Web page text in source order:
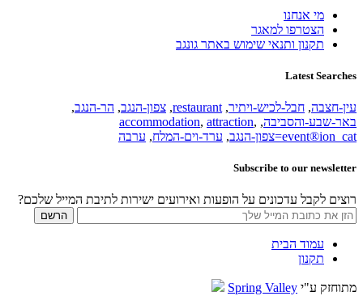
מי אנחנו
הצטרפו למאגר
תקנון ותנאי שימוש באתר גונגב
Latest Searches
עין-חצבה, חבל-לכיש-ויתיר,
restaurant
, צפון-הנגב, הר-הנגב,
באר-שבע-והסביבה,
accommodation, attraction,
event®ion_cat=צפון-הנגב
, ערד-וים-המלח, ערבה
Subscribe to our newsletter
רוצים לקבל עדכונים על הופעות ואירועים ישירות לתיבת המייל שלכם?
עמוד הבית
תקנון
מתוחזק ע"י Spring Valley